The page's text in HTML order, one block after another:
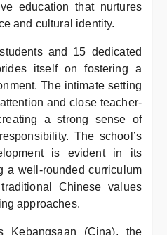
education that nurtures
and cultural identity.
and 15 dedicated
itself on fostering a
The intimate setting
and close teacher-
a strong sense of
The school’s
is evident in its
a well-rounded curriculum
Chinese values
approaches.
Kebangsaan (Cina), the